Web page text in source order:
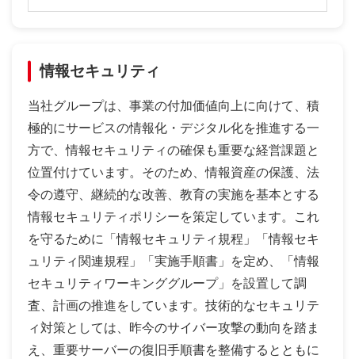
情報セキュリティ
当社グループは、事業の付加価値向上に向けて、積
極的にサービスの情報化・デジタル化を推進する一
方で、情報セキュリティの確保も重要な経営課題と
位置付けています。そのため、情報資産の保護、法
令の遵守、継続的な改善、教育の実施を基本とする
情報セキュリティポリシーを策定しています。これ
を守るために「情報セキュリティ規程」「情報セキ
ュリティ関連規程」「実施手順書」を定め、「情報
セキュリティワーキンググループ」を設置して調
査、計画の推進をしています。技術的なセキュリテ
ィ対策としては、昨今のサイバー攻撃の動向を踏ま
え、重要サーバーの復旧手順書を整備するとともに